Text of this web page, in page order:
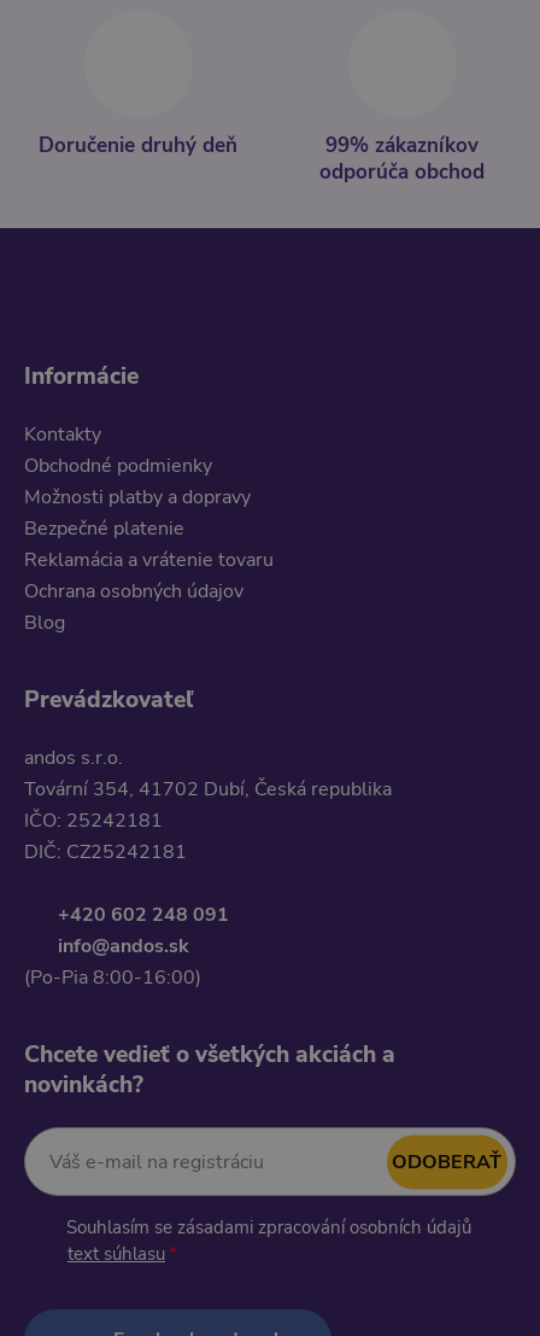
Doručenie druhý deň
99% zákazníkov
odporúča obchod
Informácie
Kontakty
Obchodné podmienky
Možnosti platby a dopravy
Bezpečné platenie
Reklamácia a vrátenie tovaru
Ochrana osobných údajov
Blog
Prevádzkovateľ
andos s.r.o.
Tovární 354, 41702 Dubí, Česká republika
IČO: 25242181
DIČ: CZ25242181
+420 602 248 091
info@andos.sk
(Po-Pia 8:00-16:00)
Chcete vedieť o všetkých akciách a
novinkách?
Váš e-mail na registráciu: ODOBERAŤ
Souhlasím se zásadami zpracování osobních údajů
text súhlasu